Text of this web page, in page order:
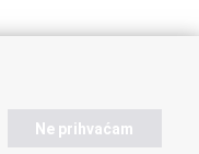
Ne prihvaćam